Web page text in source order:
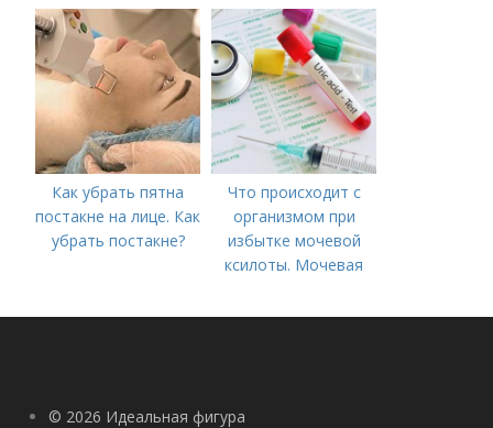
косметологические
процедуры
Как убрать пятна
постакне на лице. Как
убрать постакне?
Что происходит с
организмом при
избытке мочевой
ксилоты. Мочевая
норма и отклонения
© 2026 Идеальная фигура